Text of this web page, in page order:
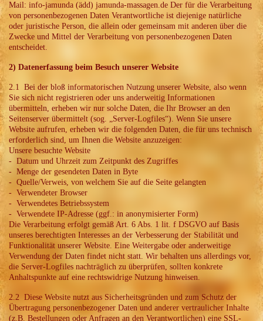
Mail: info-jamunda (ädd) jamunda-massagen.de Der für die Verarbeitung
von personenbezogenen Daten Verantwortliche ist diejenige natürliche
oder juristische Person, die allein oder gemeinsam mit anderen über die
Zwecke und Mittel der Verarbeitung von personenbezogenen Daten
entscheidet.
2) Datenerfassung beim Besuch unserer Website
2.1 Bei der bloß informatorischen Nutzung unserer Website, also wenn
Sie sich nicht registrieren oder uns anderweitig Informationen
übermitteln, erheben wir nur solche Daten, die Ihr Browser an den
Seitenserver übermittelt (sog. „Server-Logfiles“). Wenn Sie unsere
Website aufrufen, erheben wir die folgenden Daten, die für uns technisch
erforderlich sind, um Ihnen die Website anzuzeigen:
Unsere besuchte Website
- Datum und Uhrzeit zum Zeitpunkt des Zugriffes
- Menge der gesendeten Daten in Byte
- Quelle/Verweis, von welchem Sie auf die Seite gelangten
- Verwendeter Browser
- Verwendetes Betriebssystem
- Verwendete IP-Adresse (ggf.: in anonymisierter Form)
Die Verarbeitung erfolgt gemäß Art. 6 Abs. 1 lit. f DSGVO auf Basis
unseres berechtigten Interesses an der Verbesserung der Stabilität und
Funktionalität unserer Website. Eine Weitergabe oder anderweitige
Verwendung der Daten findet nicht statt. Wir behalten uns allerdings vor,
die Server-Logfiles nachträglich zu überprüfen, sollten konkrete
Anhaltspunkte auf eine rechtswidrige Nutzung hinweisen.
2.2 Diese Website nutzt aus Sicherheitsgründen und zum Schutz der
Übertragung personenbezogener Daten und anderer vertraulicher Inhalte
(z.B. Bestellungen oder Anfragen an den Verantwortlichen) eine SSL-